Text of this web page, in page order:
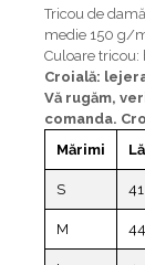
Tricou de
medie 150 g/
Culoare
Croială:
Vă rugăm,
comanda.
Mărimi
S
M